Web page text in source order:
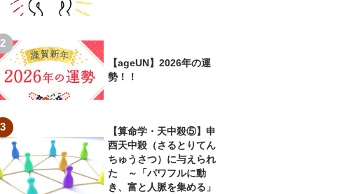
【ageUN】2026年の運
勢！！
【算命学・天中殺⑤】申
酉天中殺（さるとりてん
ちゅうさつ）に与えられ
た ～「パワフルに動
き、富と人脈を集める」